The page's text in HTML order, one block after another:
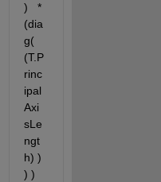
)   *
(dia
g(
(T.P
rinc
ipal
Axi
sLe
ngt
h) )
) )